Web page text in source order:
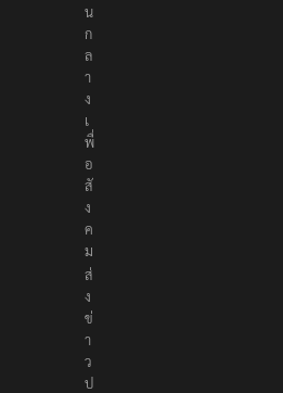
น
ก
ล
า
ง
เ
พื่
อ
สั
ง
ค
ม
ส่
ง
ข่
า
ว
ป